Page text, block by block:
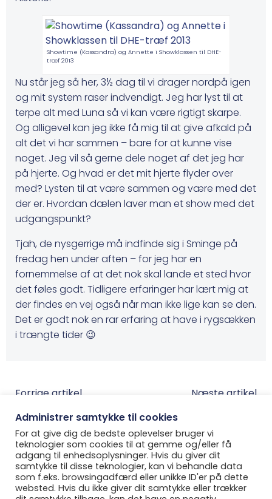
Showtime (Kassandra) og Annette i Showklassen til DHE-
træf 2013
Nu står jeg så her, 3½ dag til vi drager nordpå igen
og mit system raser indvendigt. Jeg har lyst til at
terpe alt med Luna så vi kan være rigtigt skarpe.
Og alligevel kan jeg ikke få mig til at give afkald på
alt det vi har sammen – bare for at kunne vise
noget. Jeg vil så gerne dele noget af det jeg har
på hjerte. Og hvad er det mit hjerte flyder over
med? Lysten til at være sammen og være med det
der er. Hvordan dælen laver man et show med det
udgangspunkt?
Tjah, de nysgerrige må indfinde sig i Sminge på
fredag hen under aften – for jeg har en
fornemmelse af at det nok skal lande et sted hvor
det føles godt. Tidligere erfaringer har lært mig at
der findes en vej også når man ikke lige kan se den.
Det er godt nok en rar erfaring at have i rygsækken
i trængte tider 😉
Post
navigation
Forrige artikel
Næste artikel
Administrer samtykke til cookies
For at give dig de bedste oplevelser bruger vi
teknologier som cookies til at gemme og/eller få
adgang til enhedsoplysninger. Hvis du giver dit
samtykke til disse teknologier, kan vi behandle data
som f.eks. browsingadfærd eller unikke ID'er på dette
websted. Hvis du ikke giver dit samtykke eller trækker